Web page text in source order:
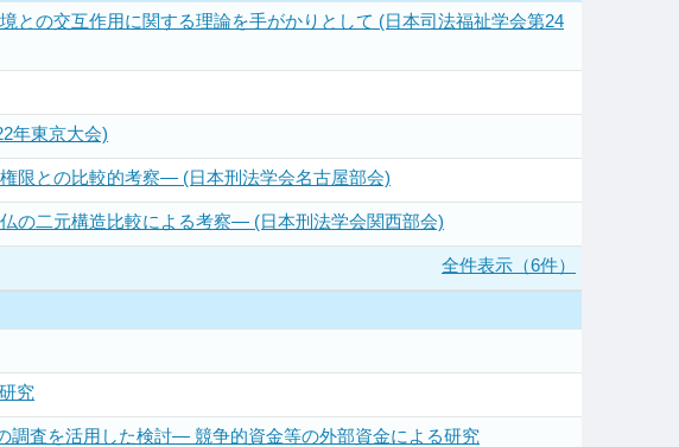
の交互作用に関する理論を手がかりとして (日本司法福祉学会第24
年東京大会)
限との比較的考察― (日本刑法学会名古屋部会)
の二元構造比較による考察― (日本刑法学会関西部会)
全件表示（6件）
究
査を活用した検討― 競争的資金等の外部資金による研究